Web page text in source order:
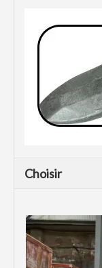
Choisir